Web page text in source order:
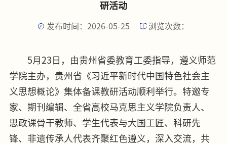
研活动
发布时间：2026-05-25 浏览次数：
5月23日，由贵州省委教育工委指导，遵义师范
学院主办，贵州省《习近平新时代中国特色社会主
义思想概论》集体备课教研活动顺利举行。特邀专
家、期刊编辑、全省高校马克思主义学院负责人、
思政课骨干教师、学生代表与大国工匠、科研先
锋、非遗传承人代表齐聚红色遵义，深入交流，共